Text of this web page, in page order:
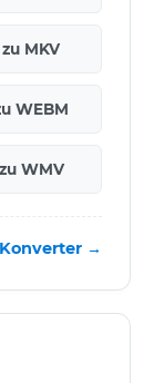
MKV
WEBM
WMV
→